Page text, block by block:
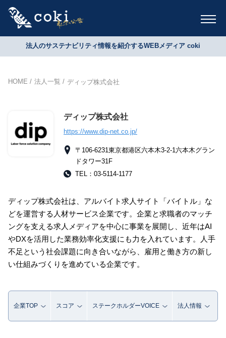
法人のサステナビリティ情報を紹介するWEBメディア coki
HOME 法人一覧 ディップ株式会社
ディップ株式会社
https://www.dip-net.co.jp/
〒106-6231東京都港区六本木3-2-1六本木グラン
ドタワー31F
TEL：03-5114-1177
ディップ株式会社は、アルバイト求人サイト「バイトル」な
どを運営する人材サービス企業です。企業と求職者のマッチ
ングを支える求人メディアを中心に事業を展開し、近年はAI
やDXを活用した業務効率化支援にも力を入れています。人手
不足という社会課題に向き合いながら、雇用と働き方の新し
い仕組みづくりを進めている企業です。
企業TOP スコア ステークホルダーVOICE 法人情報